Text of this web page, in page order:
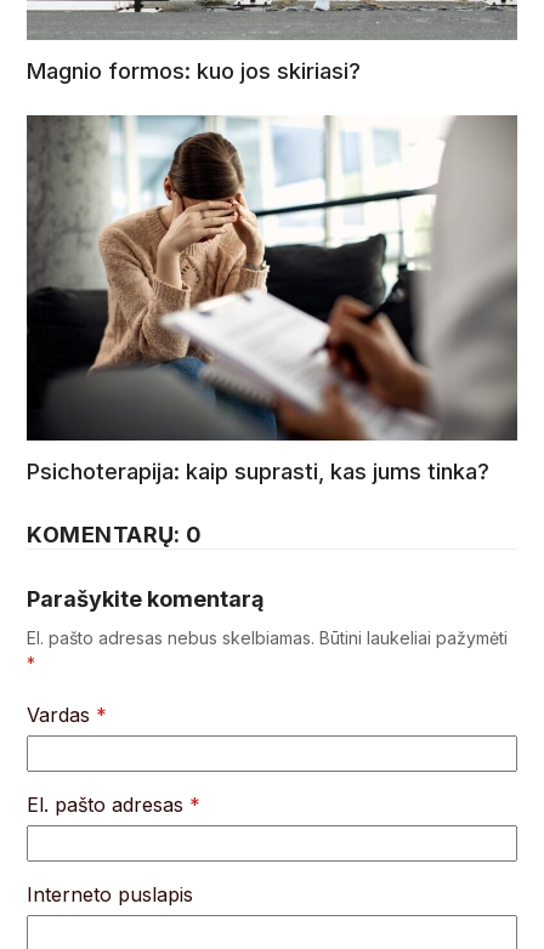
Magnio formos: kuo jos skiriasi?
Psichoterapija: kaip suprasti, kas jums tinka?
KOMENTARŲ: 0
Parašykite komentarą
El. pašto adresas nebus skelbiamas. Būtini laukeliai pažymėti
*
Vardas *
El. pašto adresas *
Interneto puslapis